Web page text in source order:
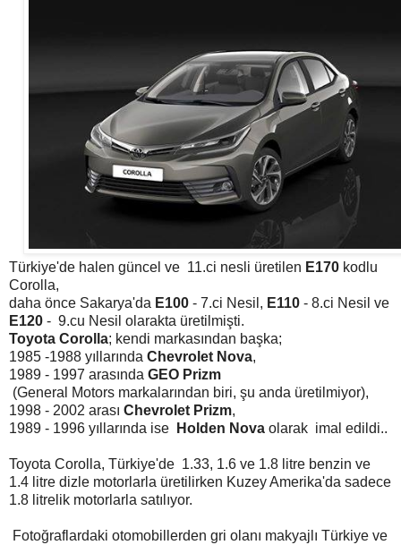
Türkiye'de halen güncel ve 11.ci nesli üretilen E170 kodlu
Corolla,
daha önce Sakarya'da E100 - 7.ci Nesil, E110 - 8.ci Nesil ve
E120 - 9.cu Nesil olarakta üretilmişti.
Toyota Corolla; kendi markasından başka;
1985 -1988 yıllarında Chevrolet Nova,
1989 - 1997 arasında GEO Prizm
(General Motors markalarından biri, şu anda üretilmiyor),
1998 - 2002 arası Chevrolet Prizm,
1989 - 1996 yıllarında ise
Holden Nova olarak imal edildi..
Toyota Corolla, Türkiye'de 1.33, 1.6 ve 1.8 litre benzin ve
1.4 litre dizle motorlarla üretilirken Kuzey Amerika'da sadece
1.8 litrelik motorlarla satılıyor.
Fotoğraflardaki otomobillerden gri olanı makyajlı Türkiye ve